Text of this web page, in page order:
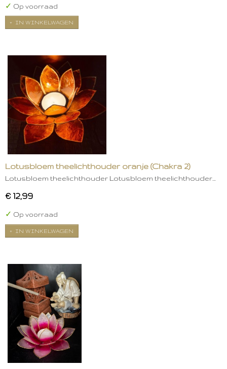
✓ Op voorraad
IN WINKELWAGEN
Lotusbloem theelichthouder oranje (Chakra 2)
Lotusbloem theelichthouder Lotusbloem theelichthouder…
€ 12,99
✓ Op voorraad
IN WINKELWAGEN